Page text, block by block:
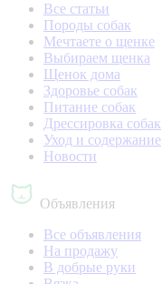
Все статьи
Породы собак
Мечтаете о щенке
Выбираем щенка
Щенок дома
Здоровье собак
Питание собак
Дрессировка собак
Уход и содержание
Новости
Объявления
Все объявления
На продажу
В добрые руки